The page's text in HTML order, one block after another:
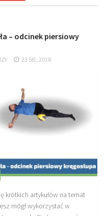
– odcinek piersiowy
23 SIE, 2018
krótkich artykułów na temat
mógł wykorzystać w